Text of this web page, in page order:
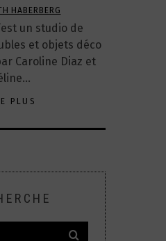
HABERBERG
un studio de
et objets déco
Caroline Diaz et
PLUS